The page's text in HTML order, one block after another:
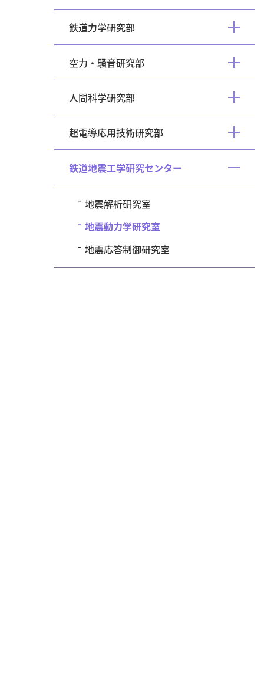
く
鉄道力学研究部
く
空力・騒音研究部
く
人間科学研究部
く
超電導応用技術研究部
く
鉄道地震工学研究センター
く
地震解析研究室
地震動力学研究室
地震応答制御研究室